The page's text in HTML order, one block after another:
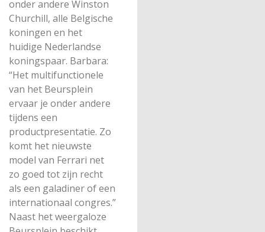
onder andere Winston
Churchill, alle Belgische
koningen en het
huidige Nederlandse
koningspaar. Barbara:
“Het multifunctionele
van het Beursplein
ervaar je onder andere
tijdens een
productpresentatie. Zo
komt het nieuwste
model van Ferrari net
zo goed tot zijn recht
als een galadiner of een
internationaal congres.”
Naast het weergaloze